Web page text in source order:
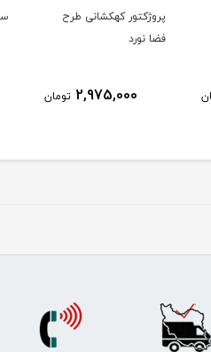
پروژکتور کهکشانی طرح
فضا نورد
2,975,000 تومان